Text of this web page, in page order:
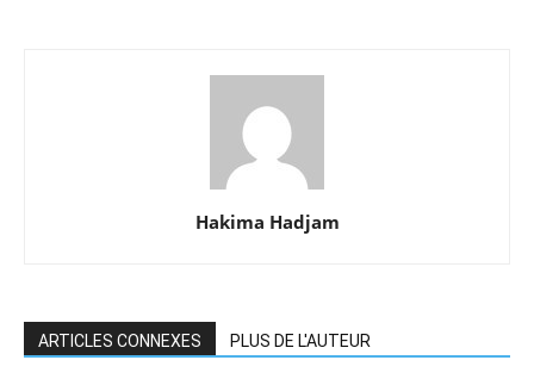
Hakima Hadjam
ARTICLES CONNEXES PLUS DE L'AUTEUR